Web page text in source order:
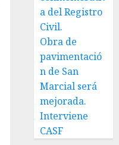
a del Registro
Civil.
Obra de
pavimentació
n de San
Marcial será
mejorada.
Interviene
CASF